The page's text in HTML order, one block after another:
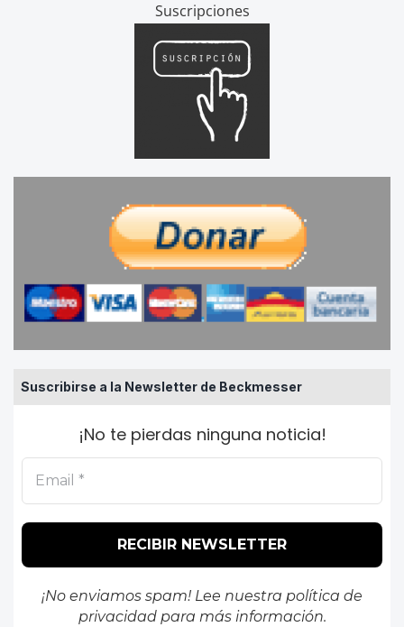
Suscripciones
Suscribirse a la Newsletter de Beckmesser
¡No te pierdas ninguna noticia!
¡No enviamos spam! Lee nuestra política de
privacidadpara más información.